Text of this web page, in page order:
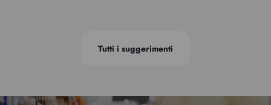
Tutti i suggerimenti